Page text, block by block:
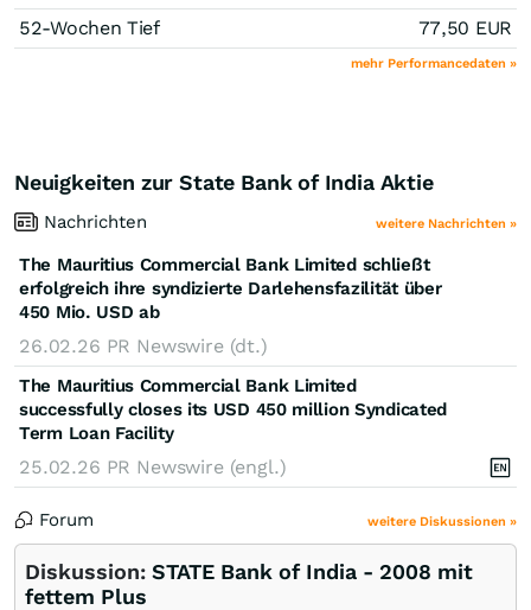
52-Wochen Tief 77,50 EUR
mehr Performancedaten »
Neuigkeiten zur State Bank of India Aktie
Nachrichten weitere Nachrichten »
The Mauritius Commercial Bank Limited schließt
erfolgreich ihre syndizierte Darlehensfazilität über
450 Mio. USD ab
26.02.26 PR Newswire (dt.)
The Mauritius Commercial Bank Limited
successfully closes its USD 450 million Syndicated
Term Loan Facility
25.02.26 PR Newswire (engl.)
Forum weitere Diskussionen »
Diskussion: STATE Bank of India - 2008 mit
fettem Plus